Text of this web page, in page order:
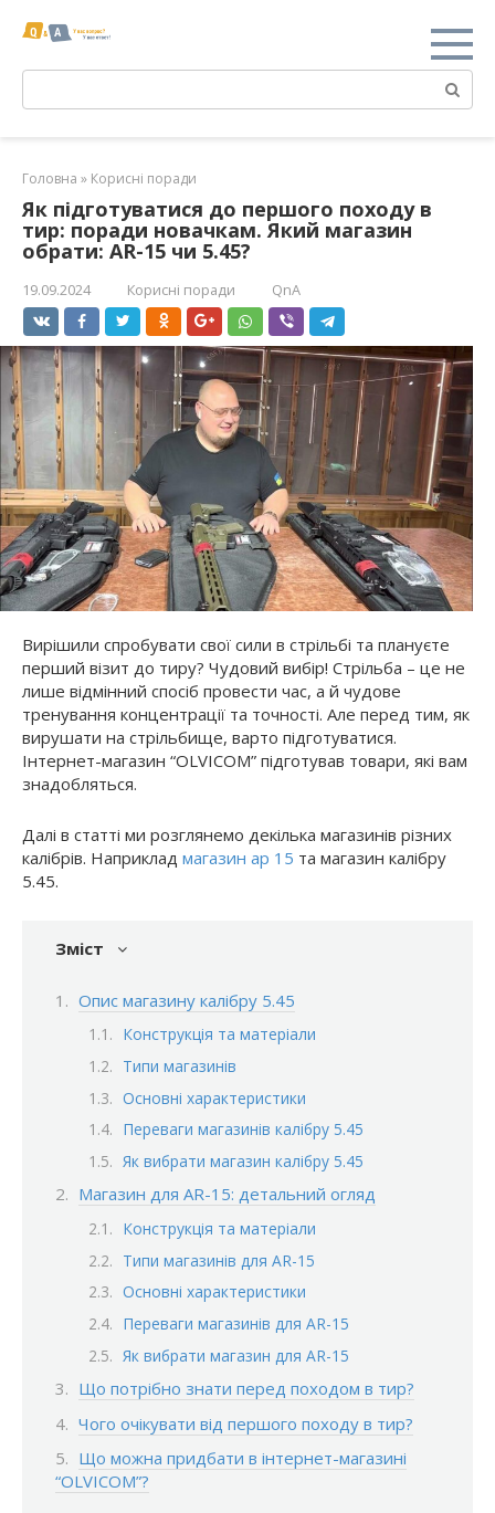
Поиск:
Головна » Корисні поради
Як підготуватися до першого походу в
тир: поради новачкам. Який магазин
обрати: AR-15 чи 5.45?
19.09.2024 Корисні поради QnA
Вирішили спробувати свої сили в стрільбі та плануєте
перший візит до тиру? Чудовий вибір! Стрільба – це не
лише відмінний спосіб провести час, а й чудове
тренування концентрації та точності. Але перед тим, як
вирушати на стрільбище, варто підготуватися.
Інтернет-магазин “OLVICOM” підготував товари, які вам
знадобляться.
Далі в статті ми розглянемо декілька магазинів різних
калібрів. Наприклад магазин ар 15 та магазин калібру
5.45.
Зміст
Опис магазину калібру 5.45
Конструкція та матеріали
Типи магазинів
Основні характеристики
Переваги магазинів калібру 5.45
Як вибрати магазин калібру 5.45
Магазин для AR-15: детальний огляд
Конструкція та матеріали
Типи магазинів для AR-15
Основні характеристики
Переваги магазинів для AR-15
Як вибрати магазин для AR-15
Що потрібно знати перед походом в тир?
Чого очікувати від першого походу в тир?
Що можна придбати в інтернет-магазині
“OLVICOM”?